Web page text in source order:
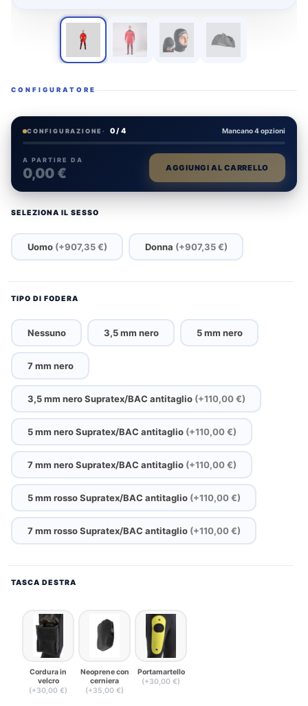
CONFIGURATORE
CONFIGURAZIONE· 0 / 4 Mancano 4 opzioni
A PARTIRE DA
0,00 € AGGIUNGI AL CARRELLO
SELEZIONA IL SESSO
Uomo (+907,35 €) Donna (+907,35 €)
TIPO DI FODERA
Nessuno 3,5 mm nero 5 mm nero
7 mm nero
3,5 mm nero Supratex/BAC antitaglio (+110,00 €)
5 mm nero Supratex/BAC antitaglio (+110,00 €)
7 mm nero Supratex/BAC antitaglio (+110,00 €)
5 mm rosso Supratex/BAC antitaglio (+110,00 €)
7 mm rosso Supratex/BAC antitaglio (+110,00 €)
TASCA DESTRA
Cordura in
velcro
(+30,00 €)
Neoprene con
cerniera
(+35,00 €)
Portamartello
(+30,00 €)